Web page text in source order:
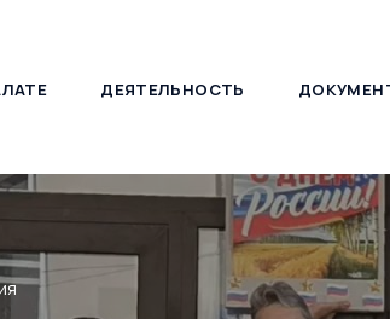
ДЕЯТЕЛЬНОСТЬ